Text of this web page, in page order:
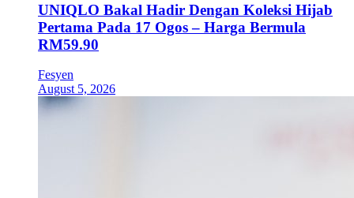
UNIQLO Bakal Hadir Dengan Koleksi Hijab
Pertama Pada 17 Ogos – Harga Bermula
RM59.90
Fesyen
August 5, 2026